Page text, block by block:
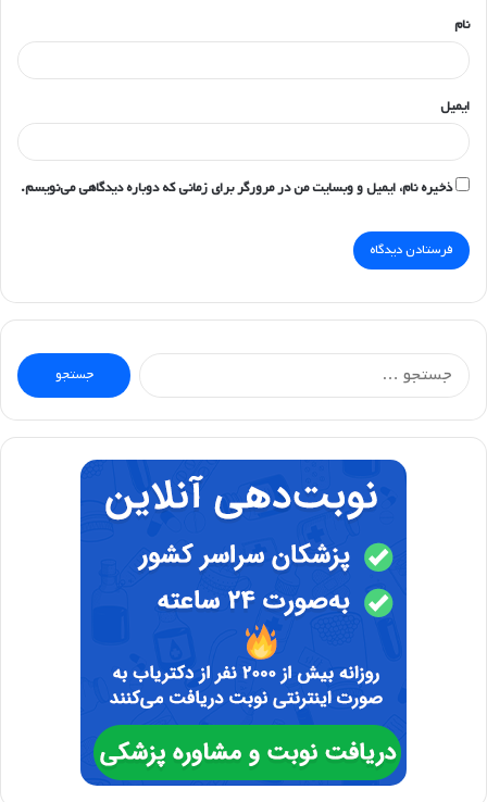
نام
ایمیل
ذخیره نام، ایمیل و وبسایت من در مرورگر برای زمانی که دوباره دیدگاهی می‌نویسم.
جستجو
برای: